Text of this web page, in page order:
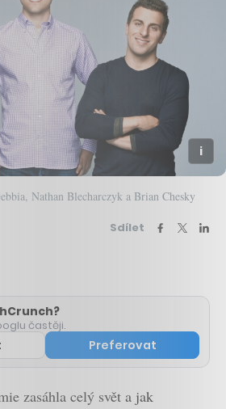
Nathan Blecharczyk a Brian Chesky
Sdílet
častěji.
Preferovat
zasáhla celý svět a jak